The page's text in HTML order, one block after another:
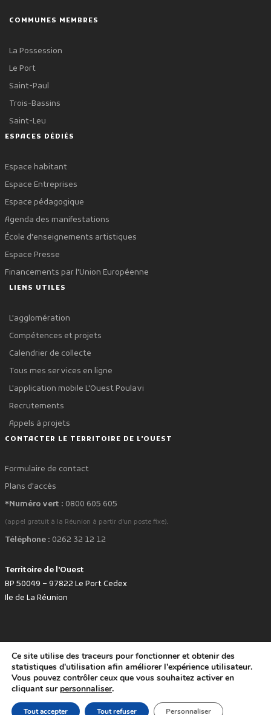
COMMUNES MEMBRES
La Possession
Le Port
Saint-Paul
Trois-Bassins
Saint-Leu
ESPACES DÉDIÉS
Espace habitant
Espace Entreprises
Espace pédagogique
Agenda des manifestations
École d'enseignements artistiques
Espace Presse
Financements par l'Union Européenne
LIENS UTILES
L'agglomération
Compétences et projets
Calendrier de collecte
Tous mes services en ligne
L'application mobile L'Ouest Poulavi
Recrutements
Appels à projets
CONTACTER LE TERRITOIRE DE L'OUEST
Formulaire de contact
Plans d'accès
*Numéro vert : 0800 605 605
(appel gratuit à la Réunion à partir d'un poste fixe).
Téléphone : 0262 32 12 12
Territoire de l'Ouest
BP 50049 – 97822 Le Port Cedex
Ile de La Réunion
Développé avec favoritepar le Territoire de l'Ouest © www.tco.re -2026.
Politique de protection des données personnelles
Mentions légales
Accessibilité : non conforme
Ce site utilise des traceurs pour fonctionner et obtenir des
statistiques d'utilisation afin améliorer l'expérience utilisateur.
Vous pouvez contrôler ceux que vous souhaitez activer en
cliquant sur personnaliser.
Tout accepter Tout refuser Personnaliser